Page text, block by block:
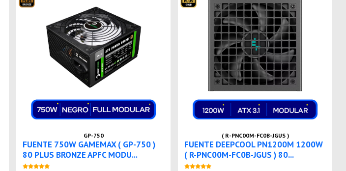
GP-750
FUENTE 750W GAMEMAX ( GP-750 )
80 PLUS BRONZE APFC MODU...
( R-PNC00M-FC0B-JGUS )
FUENTE DEEPCOOL PN1200M 1200W
( R-PNC00M-FC0B-JGUS ) 80...